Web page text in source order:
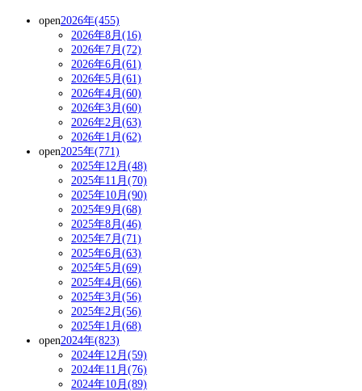
open2026年(455)
2026年8月(16)
2026年7月(72)
2026年6月(61)
2026年5月(61)
2026年4月(60)
2026年3月(60)
2026年2月(63)
2026年1月(62)
open2025年(771)
2025年12月(48)
2025年11月(70)
2025年10月(90)
2025年9月(68)
2025年8月(46)
2025年7月(71)
2025年6月(63)
2025年5月(69)
2025年4月(66)
2025年3月(56)
2025年2月(56)
2025年1月(68)
open2024年(823)
2024年12月(59)
2024年11月(76)
2024年10月(89)